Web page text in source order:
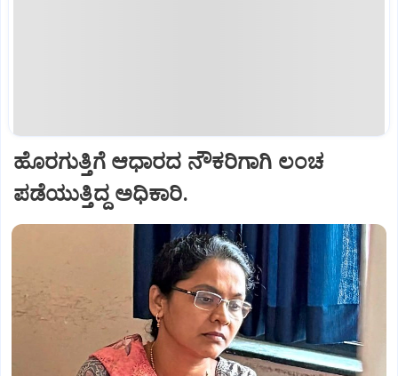
ಹೊರಗುತ್ತಿಗೆ ಆಧಾರದ ನೌಕರಿಗಾಗಿ ಲಂಚ
ಪಡೆಯುತ್ತಿದ್ದ ಅಧಿಕಾರಿ.